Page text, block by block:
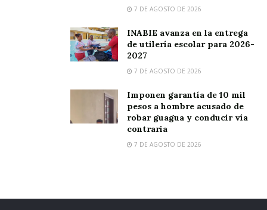
7 DE AGOSTO DE 2026
INABIE avanza en la entrega
de utilería escolar para 2026-
2027
7 DE AGOSTO DE 2026
Imponen garantía de 10 mil
pesos a hombre acusado de
robar guagua y conducir vía
contraria
7 DE AGOSTO DE 2026